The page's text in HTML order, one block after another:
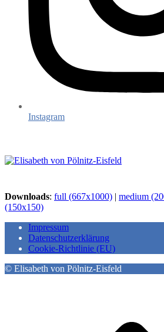
Instagram
Downloads: full (667x1000) | medium
(150x150)
Impressum
Datenschutzerklärung
Cookie-Richtlinie (EU)
© Elisabeth von Pölnitz-Eisfeld